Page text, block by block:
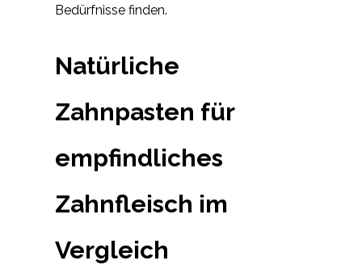
Bedürfnisse finden.
Natürliche
Zahnpasten für
empfindliches
Zahnfleisch im
Vergleich